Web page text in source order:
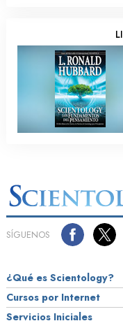
SÍGUENOS
¿Qué es Scientology?
Cursos por Internet
Servicios Iniciales